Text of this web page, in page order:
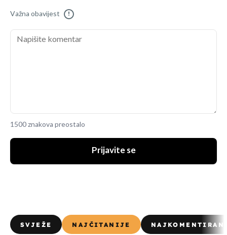
Važna obavijest !
1500 znakova preostalo
Prijavite se
SVJEŽE NAJČITANIJE